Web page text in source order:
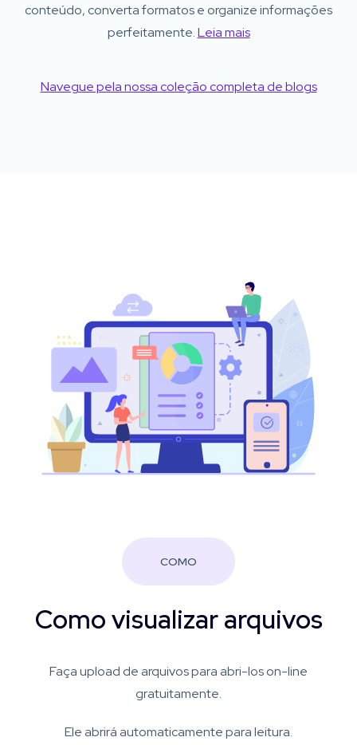
conteúdo, converta formatos e organize informações
perfeitamente.Leia mais
Navegue pela nossa coleção completa de blogs
COMO
Como visualizar arquivos
Faça upload de arquivos para abri-los on-line
gratuitamente.
Ele abrirá automaticamente para leitura.